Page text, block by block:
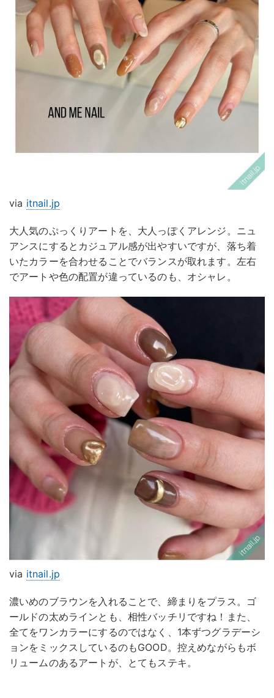
via itnail.jp
大人気のぷっくりアートを、大人っぽくアレンジ。ニュ
アンスにするとカジュアル感が出やすいですが、落ち着
いたカラーを合わせることでバランスが取れます。左右
でアートや色の配置が違っているのも、オシャレ。
via itnail.jp
濃いめのブラウンを入れることで、締まりをプラス。ゴ
ールドの太めラインとも、相性バッチリですね！また、
全てをワンカラーにするのではなく、1本ずつグラデーシ
ョンをミックスしているのもGOOD。控えめながらもボ
リュームのあるアートが、とてもステキ。